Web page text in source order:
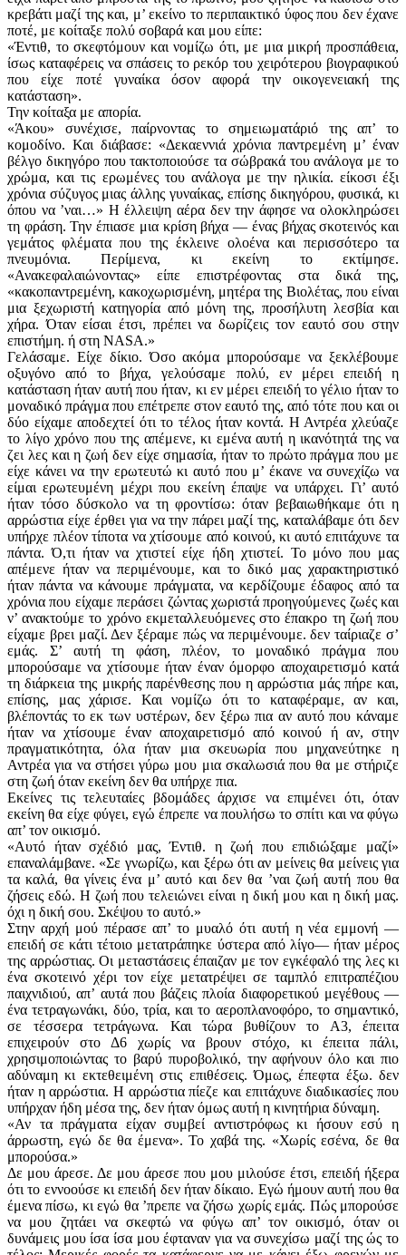
κρεβάτι μαζί της και, μ’ εκείνο το περιπαικτικό ύφος που δεν έχανε
ποτέ, με κοίταξε πολύ σοβαρά και μου είπε:
«Έντιθ, το σκεφτόμουν και νομίζω ότι, με μια μικρή προσπάθεια,
ίσως καταφέρεις να σπάσεις το ρεκόρ του χειρότερου βιογραφικού
που είχε ποτέ γυναίκα όσον αφορά την οικογενειακή της
κατάσταση».
Την κοίταξα με απορία.
«Άκου» συνέχισε, παίρνοντας το σημειωματάριό της απ’ το
κομοδίνο. Και διάβασε: «Δεκαεννιά χρόνια παντρεμένη μ’ έναν
βέλγο δικηγόρο που τακτοποιούσε τα σώβρακά του ανάλογα με το
χρώμα, και τις ερωμένες του ανάλογα με την ηλικία. είκοσι έξι
χρόνια σύζυγος μιας άλλης γυναίκας, επίσης δικηγόρου, φυσικά, κι
όπου να ’ναι…» Η έλλειψη αέρα δεν την άφησε να ολοκληρώσει
τη φράση. Την έπιασε μια κρίση βήχα — ένας βήχας σκοτεινός και
γεμάτος φλέματα που της έκλεινε ολοένα και περισσότερο τα
πνευμόνια. Περίμενα, κι εκείνη το εκτίμησε.
«Ανακεφαλαιώνοντας» είπε επιστρέφοντας στα δικά της,
«κακοπαντρεμένη, κακοχωρισμένη, μητέρα της Βιολέτας, που είναι
μια ξεχωριστή κατηγορία από μόνη της, προσήλυτη λεσβία και
χήρα. Όταν είσαι έτσι, πρέπει να δωρίζεις τον εαυτό σου στην
επιστήμη. ή στη NASA.»
Γελάσαμε. Είχε δίκιο. Όσο ακόμα μπορούσαμε να ξεκλέβουμε
οξυγόνο από το βήχα, γελούσαμε πολύ, εν μέρει επειδή η
κατάσταση ήταν αυτή που ήταν, κι εν μέρει επειδή το γέλιο ήταν το
μοναδικό πράγμα που επέτρεπε στον εαυτό της, από τότε που και οι
δύο είχαμε αποδεχτεί ότι το τέλος ήταν κοντά. Η Αντρέα χλεύαζε
το λίγο χρόνο που της απέμενε, κι εμένα αυτή η ικανότητά της να
ζει λες και η ζωή δεν είχε σημασία, ήταν το πρώτο πράγμα που με
είχε κάνει να την ερωτευτώ κι αυτό που μ’ έκανε να συνεχίζω να
είμαι ερωτευμένη μέχρι που εκείνη έπαψε να υπάρχει. Γι’ αυτό
ήταν τόσο δύσκολο να τη φροντίσω: όταν βεβαιωθήκαμε ότι η
αρρώστια είχε έρθει για να την πάρει μαζί της, καταλάβαμε ότι δεν
υπήρχε πλέον τίποτα να χτίσουμε από κοινού, κι αυτό επιτάχυνε τα
πάντα. Ό,τι ήταν να χτιστεί είχε ήδη χτιστεί. Το μόνο που μας
απέμενε ήταν να περιμένουμε, και το δικό μας χαρακτηριστικό
ήταν πάντα να κάνουμε πράγματα, να κερδίζουμε έδαφος από τα
χρόνια που είχαμε περάσει ζώντας χωριστά προηγούμενες ζωές και
ν’ ανακτούμε το χρόνο εκμεταλλευόμενες στο έπακρο τη ζωή που
είχαμε βρει μαζί. Δεν ξέραμε πώς να περιμένουμε. δεν ταίριαζε σ’
εμάς. Σ’ αυτή τη φάση, πλέον, το μοναδικό πράγμα που
μπορούσαμε να χτίσουμε ήταν έναν όμορφο αποχαιρετισμό κατά
τη διάρκεια της μικρής παρένθεσης που η αρρώστια μάς πήρε και,
επίσης, μας χάρισε. Και νομίζω ότι το καταφέραμε, αν και,
βλέποντάς το εκ των υστέρων, δεν ξέρω πια αν αυτό που κάναμε
ήταν να χτίσουμε έναν αποχαιρετισμό από κοινού ή αν, στην
πραγματικότητα, όλα ήταν μια σκευωρία που μηχανεύτηκε η
Αντρέα για να στήσει γύρω μου μια σκαλωσιά που θα με στήριζε
στη ζωή όταν εκείνη δεν θα υπήρχε πια.
Εκείνες τις τελευταίες βδομάδες άρχισε να επιμένει ότι, όταν
εκείνη θα είχε φύγει, εγώ έπρεπε να πουλήσω το σπίτι και να φύγω
απ’ τον οικισμό.
«Αυτό ήταν σχέδιό μας, Έντιθ. η ζωή που επιδιώξαμε μαζί»
επαναλάμβανε. «Σε γνωρίζω, και ξέρω ότι αν μείνεις θα μείνεις για
τα καλά, θα γίνεις ένα μ’ αυτό και δεν θα ’ναι ζωή αυτή που θα
ζήσεις εδώ. Η ζωή που τελειώνει είναι η δική μου και η δική μας.
όχι η δική σου. Σκέψου το αυτό.»
Στην αρχή μού πέρασε απ’ το μυαλό ότι αυτή η νέα εμμονή —
επειδή σε κάτι τέτοιο μετατράπηκε ύστερα από λίγο— ήταν μέρος
της αρρώστιας. Οι μεταστάσεις έπαιζαν με τον εγκέφαλό της λες κι
ένα σκοτεινό χέρι τον είχε μετατρέψει σε ταμπλό επιτραπέζιου
παιχνιδιού, απ’ αυτά που βάζεις πλοία διαφορετικού μεγέθους —
ένα τετραγωνάκι, δύο, τρία, και το αεροπλανοφόρο, το σημαντικό,
σε τέσσερα τετράγωνα. Και τώρα βυθίζουν το Α3, έπειτα
επιχειρούν στο Δ6 χωρίς να βρουν στόχο, κι έπειτα πάλι,
χρησιμοποιώντας το βαρύ πυροβολικό, την αφήνουν όλο και πιο
αδύναμη κι εκτεθειμένη στις επιθέσεις. Όμως, έπεφτα έξω. δεν
ήταν η αρρώστια. Η αρρώστια πίεζε και επιτάχυνε διαδικασίες που
υπήρχαν ήδη μέσα της, δεν ήταν όμως αυτή η κινητήρια δύναμη.
«Αν τα πράγματα είχαν συμβεί αντιστρόφως κι ήσουν εσύ η
άρρωστη, εγώ δε θα έμενα». Το χαβά της. «Χωρίς εσένα, δε θα
μπορούσα.»
Δε μου άρεσε. Δε μου άρεσε που μου μιλούσε έτσι, επειδή ήξερα
ότι το εννοούσε κι επειδή δεν ήταν δίκαιο. Εγώ ήμουν αυτή που θα
έμενα πίσω, κι εγώ θα ’πρεπε να ζήσω χωρίς εμάς. Πώς μπορούσε
να μου ζητάει να σκεφτώ να φύγω απ’ τον οικισμό, όταν οι
δυνάμεις μου ίσα ίσα μου έφταναν για να συνεχίσω μαζί της ώς το